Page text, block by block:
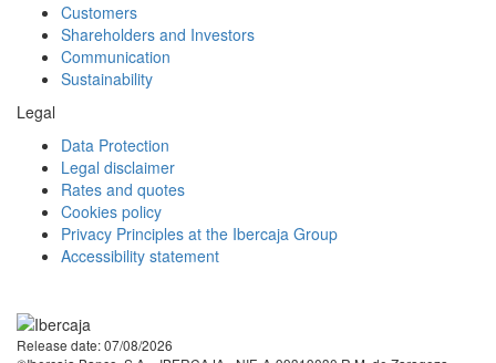
Customers
Shareholders and Investors
Communication
Sustainability
Legal
Data Protection
Legal disclaimer
Rates and quotes
Cookies policy
Privacy Principles at the Ibercaja Group
Accessibility statement
Release date: 07/08/2026